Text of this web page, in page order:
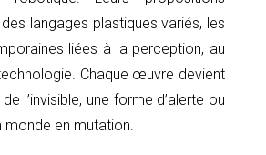
langages plastiques variés, les
liées à la perception, au
Chaque œuvre devient
l’invisible, une forme d’alerte ou
monde en mutation.